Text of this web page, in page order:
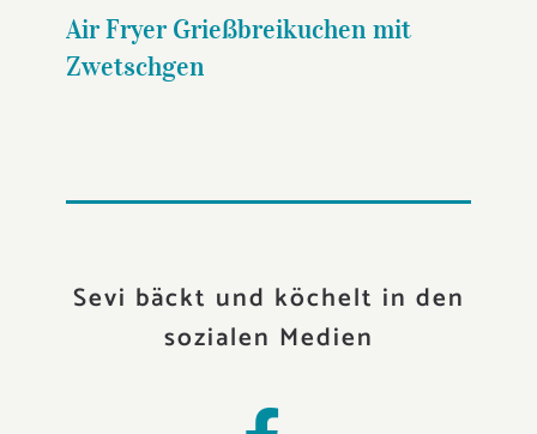
Air Fryer Grießbreikuchen mit
Zwetschgen
Sevi bäckt und köchelt in den
sozialen Medien